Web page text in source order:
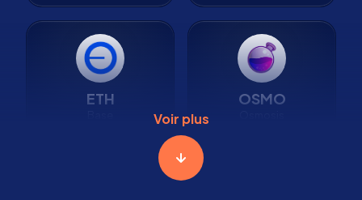
ETH OSMO
Voir plus